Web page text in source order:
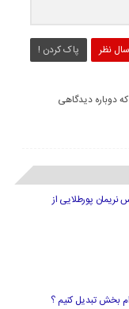
نظر پاک کردن !
دوباره دیدگاهی
نریمان پورطلایی از
بخش تبدیل کنیم ؟